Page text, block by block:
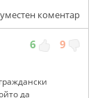
коментар
6 9
да